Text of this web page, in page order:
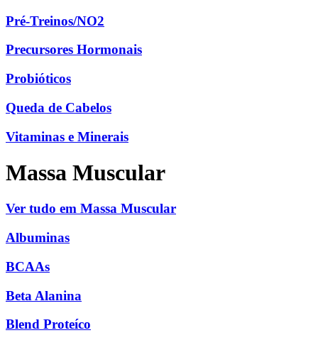
Pré-Treinos/NO2
Precursores Hormonais
Probióticos
Queda de Cabelos
Vitaminas e Minerais
Massa Muscular
Ver tudo em Massa Muscular
Albuminas
BCAAs
Beta Alanina
Blend Proteíco